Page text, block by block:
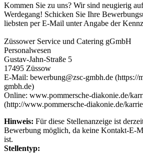
Kommen Sie zu uns? Wir sind neugierig
Werdegang! Schicken Sie Ihre
liebsten per E-Mail unter Angabe der
Züssower Service und Catering gGmbH
Personalwesen
Gustav-Jahn-Straße 5
17495 Züssow
E-Mail: bewerbung@zsc-gmbh.de (https://
gmbh.de)
Online: www.pommersche-diakonie.de/
(http://www.pommersche-diakonie.de/
Hinweis: Für diese Stellenanzeige ist
Bewerbung möglich, da keine Kontakt-E-
ist.
Stellentyp: